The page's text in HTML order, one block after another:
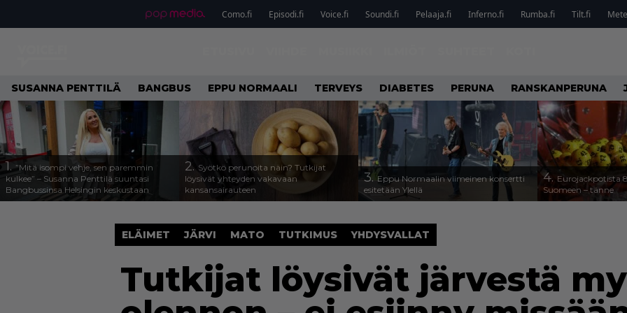
Como.fi Episodi.fi Voice.fi Soundi.fi Pelaaja.fi Inferno.fi Rumba.fi Tilt.fi
SUSANNA PENTTILÄ BANGBUS EPPU NORMAALI TERVEYS DIABETES PERUNA RANSKANPERUNA
1. ”Mitä isompi vehje, sen paremmin
kulkee” – Susanna Penttilä suuntasi
Bangbussinsa Helsingin keskustaan
2. Syötkö perunoita näin? Tutkijat
löysivät yhteyden vakavaan
kansansairauteen
3. Eppu Normaalin viimeinen konsertti
esitetään Ylellä
4. Eurojackpotista
Suomeen – tänne
ELÄIMET JÄRVI MATO TUTKIMUS YHDYSVALLAT
Tutkijat löysivät järvestä